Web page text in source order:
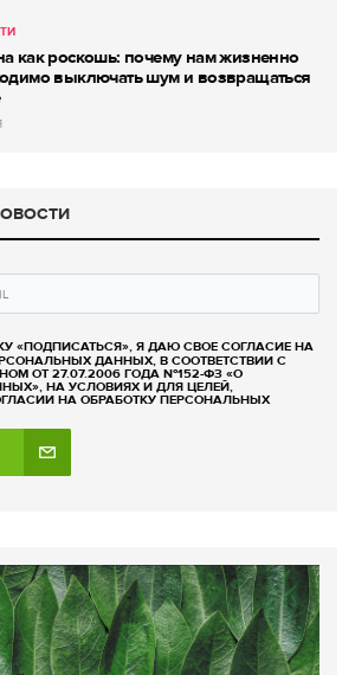
как роскошь: почему нам жизненно
выключать шум и возвращаться
«ПОДПИСАТЬСЯ», Я ДАЮ СВОЕ СОГЛАСИЕ НА
ДАННЫХ, В СООТВЕТСТВИИ С
ОТ 27.07.2006 ГОДА №152-ФЗ «О
НА УСЛОВИЯХ И ДЛЯ ЦЕЛЕЙ,
НА ОБРАБОТКУ ПЕРСОНАЛЬНЫХ